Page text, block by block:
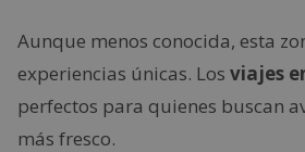
Aunque menos conocida, esta
experiencias únicas. Los viajes
perfectos para quienes buscan
más fresco.